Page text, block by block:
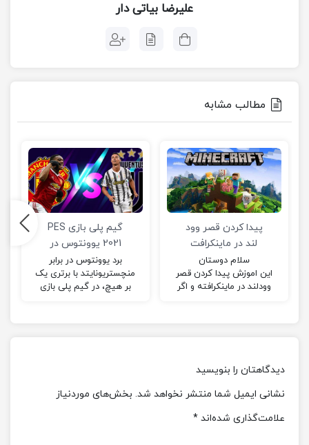
علیرضا بیاتی دار
مطالب مشابه
پیدا کردن قصر وود
لند در ماینکرافت
سلام دوستان
این اموزش پیدا کردن قصر
وودلند در ماینکرافته و اگر
گیم پلی بازی PES
2021 یوونتوس در
مقابل
منچستریونایتد
برد یوونتوس در برابر
منچستریونایتد با برتری یک
بر هیچ، در گیم پلی بازی
دیدگاهتان را بنویسید
نشانی ایمیل شما منتشر نخواهد شد. بخش‌های موردنیاز
علامت‌گذاری شده‌اند *